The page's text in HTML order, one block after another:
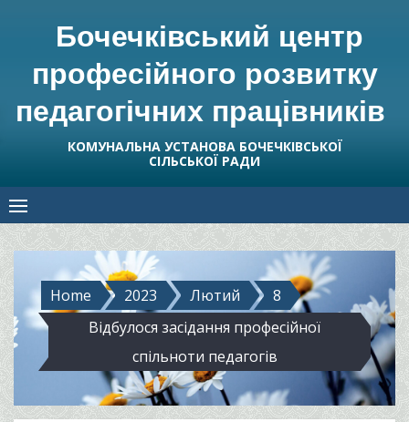
Бочечківський центр
професійного розвитку
педагогічних працівників
КОМУНАЛЬНА УСТАНОВА БОЧЕЧКІВСЬКОЇ
СІЛЬСЬКОЇ РАДИ
Home 2023 Лютий
8
Відбулося засідання професійної
спільноти педагогів